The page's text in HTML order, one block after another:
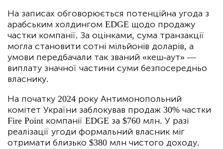
На записах обговорюється потенційна угода з
арабським холдингом EDGE щодо продажу
частки компанії. За оцінками, сума транзакції
могла становити сотні мільйонів доларів, а
умови передбачали так званий «кеш-аут» —
виплату значної частини суми безпосередньо
власнику.
На початку 2024 року Антимонопольний
комітет України заблокував продаж 30% частки
Fire Point компанії EDGE за $760 млн. У разі
реалізації угоди формальний власник міг
отримати близько $380 млн чистого доходу.